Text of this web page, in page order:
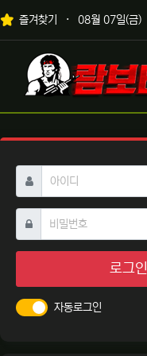
상단 네비
즐겨찾기 08월 07일(금)
메인 메뉴
로고
아이디 필수
비밀번호필수
로그인
자동로그인